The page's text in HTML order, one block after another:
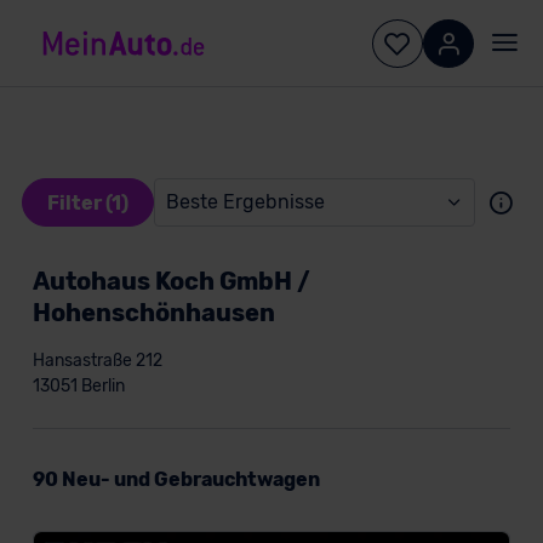
Filter (1) Beste Ergebnisse
Autohaus Koch GmbH /
Hohenschönhausen
Hansastraße 212
13051 Berlin
Konditionen
90 Neu- und Gebrauchtwagen